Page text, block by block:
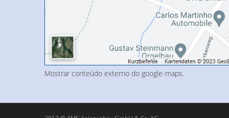
Mostrar conteúdo externo do google-maps.